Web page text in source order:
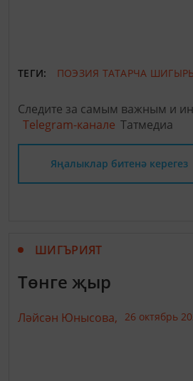
ТЕГИ: ПОЭЗИЯ ТАТАРЧА ШИГЫРЬ
Следите за самым важным и
Telegram-канале Татмедиа
Яңалыклар битенә керегез
ШИГЪРИЯТ
Төнге җыр
Ләйсән Юнысова, 26 октябрь